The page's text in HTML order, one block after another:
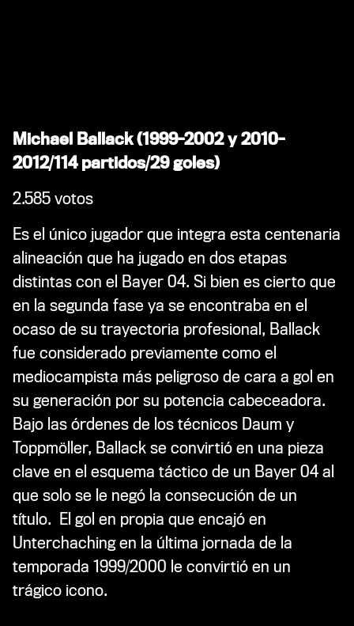
Michael Ballack (1999-2002 y 2010-
2012/114 partidos/29 goles)
2.585 votos
Es el único jugador que integra esta centenaria
alineación que ha jugado en dos etapas
distintas con el Bayer 04. Si bien es cierto que
en la segunda fase ya se encontraba en el
ocaso de su trayectoria profesional, Ballack
fue considerado previamente como el
mediocampista más peligroso de cara a gol en
su generación por su potencia cabeceadora.
Bajo las órdenes de los técnicos Daum y
Toppmöller, Ballack se convirtió en una pieza
clave en el esquema táctico de un Bayer 04 al
que solo se le negó la consecución de un
título. El gol en propia que encajó en
Unterchaching en la última jornada de la
temporada 1999/2000 le convirtió en un
trágico icono.